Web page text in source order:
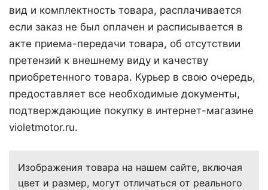
вид и комплектность товара, расплачивается
если заказ не был оплачен и расписывается в
акте приема-передачи товара, об отсутствии
претензий к внешнему виду и качеству
приобретенного товара. Курьер в свою очередь,
предоставляет все необходимые документы,
подтверждающие покупку в интернет-магазине
violetmotor.ru.
Изображения товара на нашем сайте, включая
цвет и размер, могут отличаться от реального